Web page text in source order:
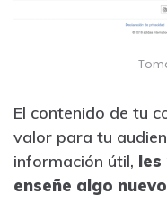
El contenido de tu
valor para tu
información útil, les
enseñe algo